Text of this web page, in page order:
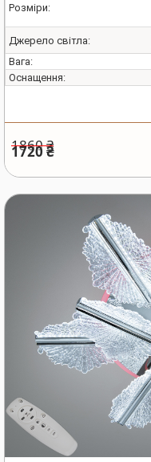
Розміри:
Джерело світла:
Вага:
Оснащення:
1860 ₴
1720 ₴